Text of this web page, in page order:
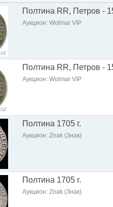
Полтина RR, Петров -
Аукцион: Wolmar VIP
Полтина RR, Петров -
Аукцион: Wolmar VIP
Полтина 1705 г.
Аукцион: Znak (Знак)
Полтина 1705 г.
Аукцион: Znak (Знак)